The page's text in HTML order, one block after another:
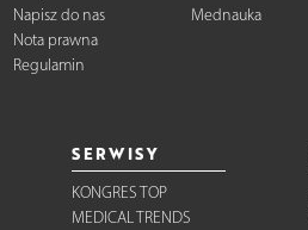
Napisz do nas
Nota prawna
Regulamin
Mednauka
SERWISY
KONGRES TOP
MEDICAL TRENDS